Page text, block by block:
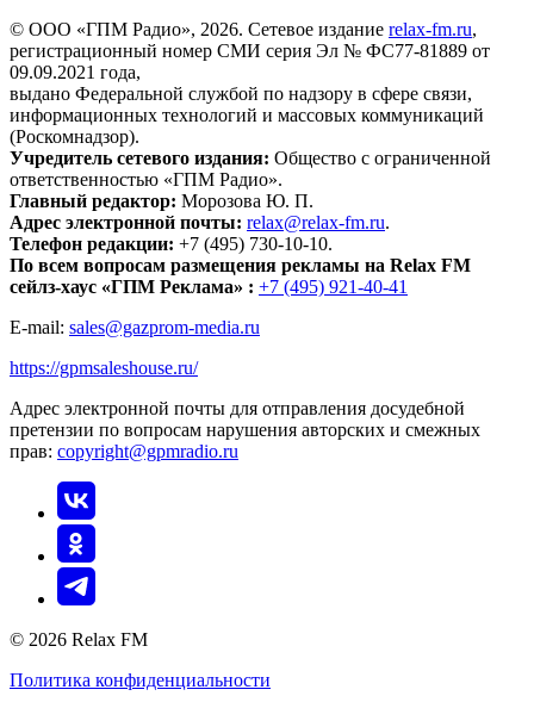
© ООО «ГПМ Радио», 2026. Сетевое издание relax-fm.ru,
регистрационный номер СМИ серия Эл № ФС77-81889 от
09.09.2021 года,
выдано Федеральной службой по надзору в сфере связи,
информационных технологий и массовых коммуникаций
(Роскомнадзор).
Учредитель сетевого издания: Общество с ограниченной
ответственностью «ГПМ Радио».
Главный редактор: Морозова Ю. П.
Адрес электронной почты: relax@relax-fm.ru.
Телефон редакции: +7 (495) 730-10-10.
По всем вопросам размещения рекламы на Relax FM
сейлз-хаус «ГПМ Реклама» : +7 (495) 921-40-41
E-mail: sales@gazprom-media.ru
https://gpmsaleshouse.ru/
Адрес электронной почты для отправления досудебной
претензии по вопросам нарушения авторских и смежных
прав: copyright@gpmradio.ru
© 2026 Relax FM
Политика конфиденциальности